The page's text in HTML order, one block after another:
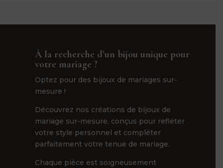
À la recherche d’un bijou unique pour
votre mariage ?
Optez pour des bijoux de mariages sur-
mesure !
Découvrez nos créations de bijoux de
mariage sur-mesure, conçus pour refléter
votre style personnel et compléter
parfaitement votre tenue de mariage.
Chaque pièce est soigneusement